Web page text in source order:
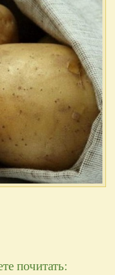
почитать: